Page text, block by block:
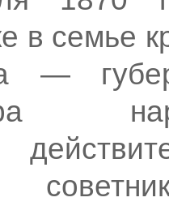
в семье
—